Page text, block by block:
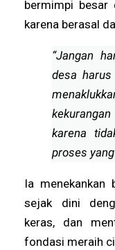
bermimpi besar
karena berasal
“Jangan
desa
karena
proses
Ia menekankan
sejak dini
keras, dan
fondasi meraih